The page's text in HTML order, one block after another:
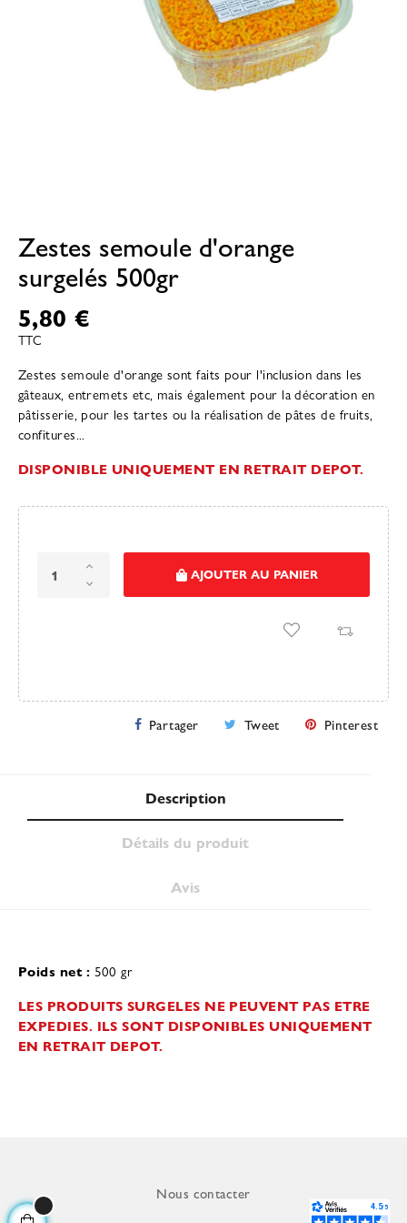
Zestes semoule d'orange
surgelés 500gr
5,80 €
TTC
Zestes semoule d'orange sont faits pour l'inclusion dans les
gâteaux, entremets etc, mais également pour la décoration en
pâtisserie, pour les tartes ou la réalisation de pâtes de fruits,
confitures...
DISPONIBLE UNIQUEMENT EN RETRAIT DEPOT.
AJOUTER AU PANIER
Partager Tweet Pinterest
Description
Détails du produit
Avis
Poids net: 500 gr
LES PRODUITS SURGELES NE PEUVENT PAS ETRE
EXPEDIES. ILS SONT DISPONIBLES UNIQUEMENT
EN RETRAIT DEPOT.
Nous contacter